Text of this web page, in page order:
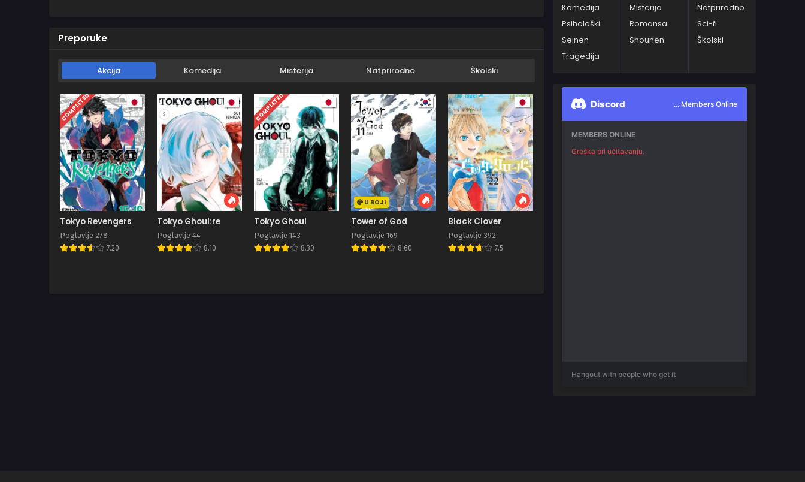
Preporuke
Akcija Komedija Misterija Natprirodno Školski
COMPLETED
Tokyo Revengers
Poglavlje 278
7.20
Tokyo Ghoul:re
Poglavlje 44
8.10
COMPLETED
Tokyo Ghoul
Poglavlje 143
8.30
U BOJI
Tower of God
Poglavlje 169
8.60
Black Clover
Poglavlje 392
7.5
Komedija
Misterija
Natprirodno
Psihološki
Romansa
Sci-fi
Seinen
Shounen
Školski
Tragedija
Discord ... Members Online
MEMBERS ONLINE
Greška pri učitavanju.
Hangout with people who get it